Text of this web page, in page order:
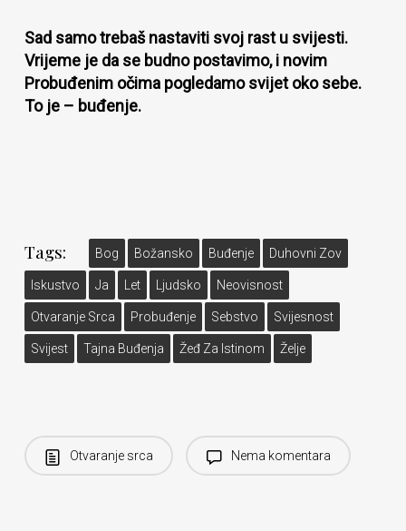
Sad samo trebaš nastaviti svoj rast u svijesti.
Vrijeme je da se budno postavimo, i novim
Probuđenim očima pogledamo svijet oko sebe.
To je – buđenje.
Tags: Bog Božansko Buđenje Duhovni Zov
Iskustvo Ja Let Ljudsko Neovisnost
Otvaranje Srca Probuđenje Sebstvo Svijesnost
Svijest Tajna Buđenja Žeđ Za Istinom Želje
Otvaranje srca Nema komentara